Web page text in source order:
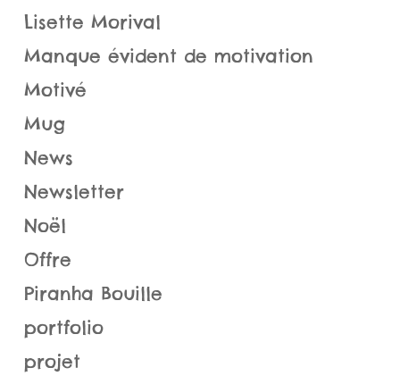
Lisette Morival
Manque évident de motivation
Motivé
Mug
News
Newsletter
Noël
Offre
Piranha Bouille
portfolio
projet